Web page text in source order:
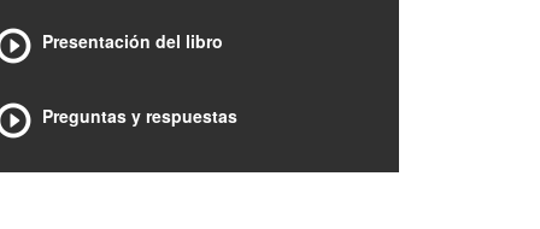
Presentación del libro
Preguntas y respuestas